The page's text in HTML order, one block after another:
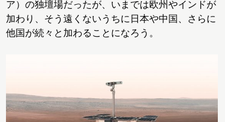
ア）の独壇場だったが、いまでは欧州やインドが
加わり、そう遠くないうちに日本や中国、さらに
他国が続々と加わることになろう。